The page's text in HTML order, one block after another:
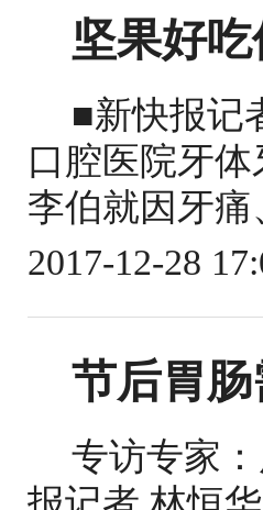
坚果好
■新快报记
口腔医院牙
李伯就因牙
2017-12-28
节后胃
专访专家